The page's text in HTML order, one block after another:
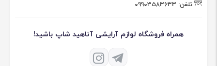
تلفن: 09903583633
همراه فروشگاه لوازم آرایشی آناهید شاپ باشید!